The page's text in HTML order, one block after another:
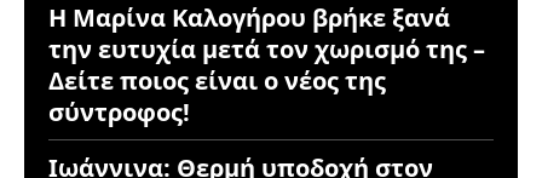
Η Μαρίνα Καλογήρου βρήκε ξανά
την ευτυχία μετά τον χωρισμό της –
Δείτε ποιος είναι ο νέος της
σύντροφος!
Ιωάννινα: Θερμή υποδοχή στον